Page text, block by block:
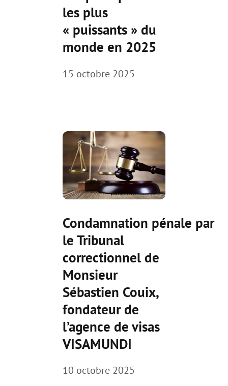
les plus
« puissants » du
monde en 2025
15 octobre 2025
Condamnation pénale par
le Tribunal
correctionnel de
Monsieur
Sébastien Couix,
fondateur de
l’agence de visas
VISAMUNDI
10 octobre 2025